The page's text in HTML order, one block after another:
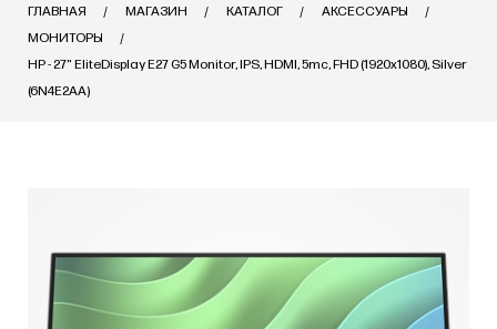
ГЛАВНАЯ МАГАЗИН КАТАЛОГ
АКСЕССУАРЫ
МОНИТОРЫ
HP - 27" EliteDisplay E27 G5 Monitor, IPS, HDMI, 5mc, FHD (1920x1080), Silver
(6N4E2AA)